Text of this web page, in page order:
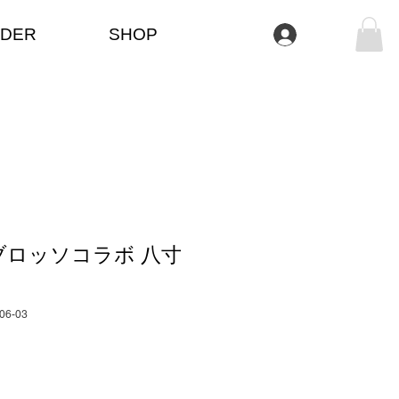
SHOP Anmelden
ロッソコラボ 八寸
03